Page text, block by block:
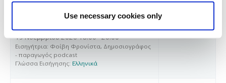
Use necessary cookies only
podcast - Case Study: The Agora
19 Νοεμβρίου 2020 18:00 - 20:00
Εισηγήτρια: Φοίβη Φρονίστα, Δημοσιογράφος
- παραγωγός podcast
Γλώσσα Εισήγησης: Ελληνικά
λήξει.